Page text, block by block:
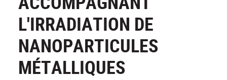
L'IRRADIATION DE
NANOPARTICULES
MÉTALLIQUES